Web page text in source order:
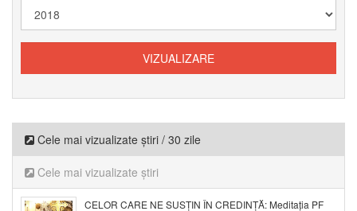
Cele mai vizualizate știri / 30 zile
Cele mai vizualizate știri
CELOR CARE NE SUSȚIN ÎN CREDINȚĂ: Meditația PF